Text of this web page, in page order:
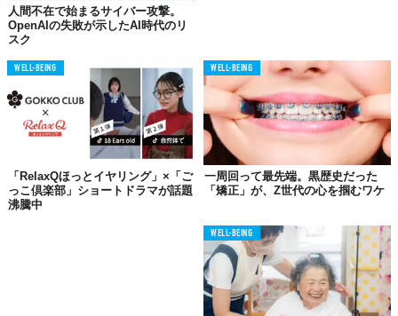
しかし、「ネックレスを着用しているからといって、専門家の助
けを求めることをやめてはいけない」と結婚・家族セラピストの
Raul Haroは釘を刺している。
「専門家の助けを求め、強力なサポート・ネットワークを構築す
ることは、人々が自分の感情を管理し、全体的な幸福を向上させ
るのに役立ちます」
ウェルビーングのためにネックレスを着用するのは斬新で新しい
ジュエリーの価値として興味深いけど、必要に応じてカウンセリ
ングに通うことも躊躇しないで。
‘Everybody needs one’"
Top image: ©iStock.com/Christelle Leuvennink
TABI LABO
人間不在で始まるサイバー攻撃。
OpenAIの失敗が示したAI時代のリ
スク
WELL-BEING
「RelaxQほっとイヤリング」×「ご
っこ倶楽部」ショートドラマが話題
沸騰中
WELL-BEING
一周回って最先端。黒歴史だった
「矯正」が、Z世代の心を掴むワケ
WELL-BEING